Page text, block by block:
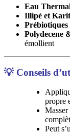
Eau
Illipé et
Polydecene
émollient
💡 Conseils
propre
Masser
Peut